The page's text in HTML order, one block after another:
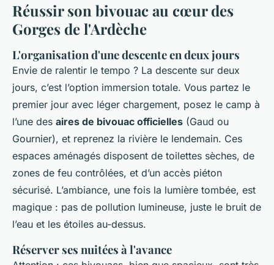
Réussir son bivouac au cœur des
Gorges de l'Ardèche
L'organisation d'une descente en deux jours
Envie de ralentir le tempo ? La descente sur deux
jours, c’est l’option immersion totale. Vous partez le
premier jour avec léger chargement, posez le camp à
l’une des aires de bivouac officielles (Gaud ou
Gournier), et reprenez la rivière le lendemain. Ces
espaces aménagés disposent de toilettes sèches, de
zones de feu contrôlées, et d’un accès piéton
sécurisé. L’ambiance, une fois la lumière tombée, est
magique : pas de pollution lumineuse, juste le bruit de
l’eau et les étoiles au-dessus.
Réserver ses nuitées à l'avance